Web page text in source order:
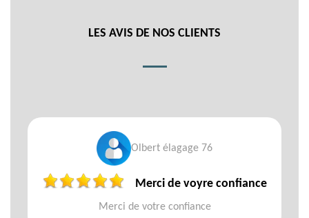
LES AVIS DE NOS CLIENTS
Olbert élagage 76
Merci de voyre confiance
Merci de votre confiance